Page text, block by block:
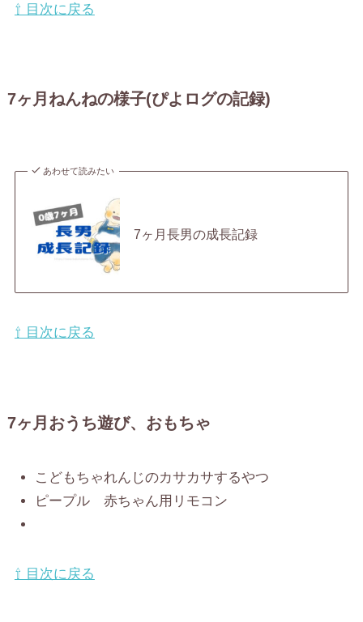
⇧ 目次に戻る
7ヶ月ねんねの様子(ぴよログの記録)
あわせて読みたい
7ヶ月長男の成長記録
⇧ 目次に戻る
7ヶ月おうち遊び、おもちゃ
こどもちゃれんじのカサカサするやつ
ピープル 赤ちゃん用リモコン
⇧ 目次に戻る